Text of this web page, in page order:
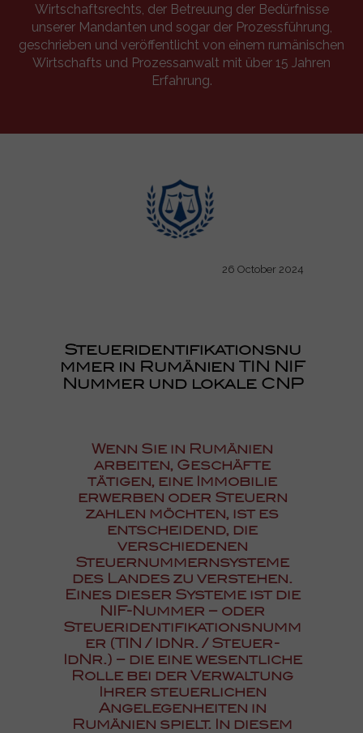
26 October 2024
Steueridentifikationsnu
mmer in Rumänien TIN NIF
Nummer und lokale CNP
Wenn Sie in Rumänien
arbeiten, Geschäfte
tätigen, eine Immobilie
erwerben oder Steuern
zahlen möchten, ist es
entscheidend, die
verschiedenen
Steuernummernsysteme
des Landes zu verstehen.
Eines dieser Systeme ist die
NIF-Nummer – oder
Steueridentifikationsnumm
er (TIN / IdNr. / Steuer-
IdNr.) – die eine wesentliche
Rolle bei der Verwaltung
Ihrer steuerlichen
Angelegenheiten in
Rumänien spielt. In diesem
Wirtschaftsrechts, der Betreuung der Bedürfnisse
unserer Mandanten und sogar der Prozessführung,
geschrieben und veröffentlicht von einem rumänischen
Wirtschafts und Prozessanwalt mit über 15 Jahren
Erfahrung.